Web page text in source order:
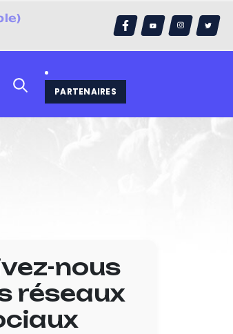
PARTENAIRES
nous
réseaux